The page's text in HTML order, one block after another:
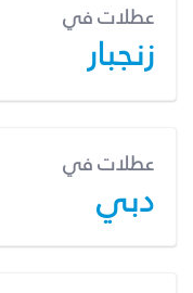
عطلات في
زنجبار
عطلات في
دبي